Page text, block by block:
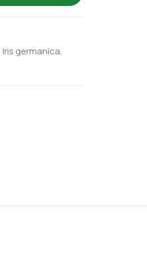
Iris germanica,